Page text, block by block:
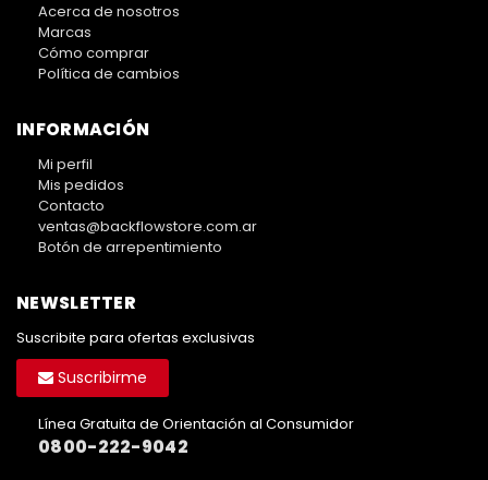
Acerca de nosotros
Marcas
Cómo comprar
Política de cambios
INFORMACIÓN
Mi perfil
Mis pedidos
Contacto
ventas@backflowstore.com.ar
Botón de arrepentimiento
NEWSLETTER
Suscribite para ofertas exclusivas
Suscribirme
Línea Gratuita de Orientación al Consumidor
0800-222-9042